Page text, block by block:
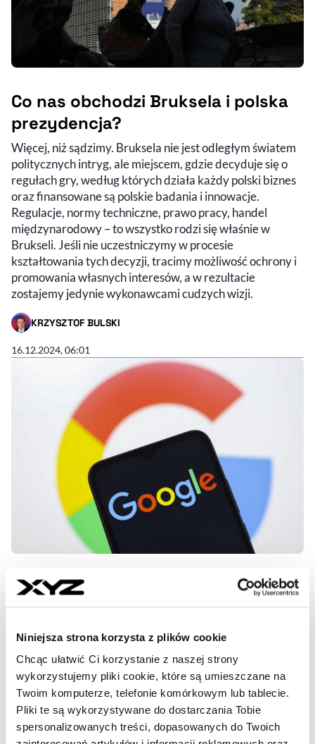
Niniejsza strona korzysta z plików cookie
Chcąc ułatwić Ci korzystanie z naszej strony
wykorzystujemy pliki cookie, które są umieszczane na
Twoim komputerze, telefonie komórkowym lub tablecie.
Pliki te są wykorzystywane do dostarczania Tobie
spersonalizowanych treści, dopasowanych do Twoich
Co nas obchodzi Bruksela i polska
prezydencja?
Więcej, niż sądzimy. Bruksela nie jest odległym światem
politycznych intryg, ale miejscem, gdzie decyduje się o
regułach gry, według których działa każdy polski biznes
oraz finansowane są polskie badania i innowacje.
Regulacje, normy techniczne, prawo pracy, handel
międzynarodowy – to wszystko rodzi się właśnie w
Brukseli. Jeśli nie uczestniczymy w procesie
kształtowania tych decyzji, tracimy możliwość ochrony i
promowania własnych interesów, a w rezultacie
zostajemy jedynie wykonawcami cudzych wizji.
KRZYSZTOF BULSKI
- AUTOR ARTYKUŁU - PROFIL
16.12.2024, 06:01
Azbest, Lasagna, Crvena zvezda,
czego w sieci szukają mieszkańcy
Europy środkowej
Najważniejszym wydarzeniem mijającego roku dla
mieszkańców naszego regionu były mistrzostwa Europy
w piłce nożnej. Tak to przynajmniej wygląda z
perspektywy wyszukiwarki Google. Uwagę internautów